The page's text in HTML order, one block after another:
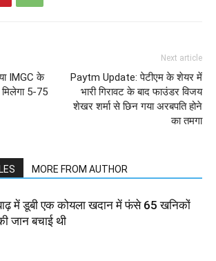
IMGC के
5-75
Next article
Paytm Update: पेटीएम के शेयर में
भारी गिरावट के बाद फाउंडर विजय
शेखर शर्मा से छिन गया अरबपति होने
का तमगा
MORE FROM AUTHOR
में डूबी एक कोयला खदान में फंसे 65 खनिकों
जान बचाई थी